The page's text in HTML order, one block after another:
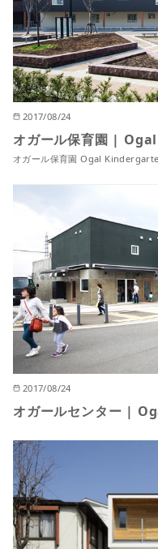
2017/08/24
オガール保育園 |
オガール保育園 Ogal
2017/08/24
オガールセンター |